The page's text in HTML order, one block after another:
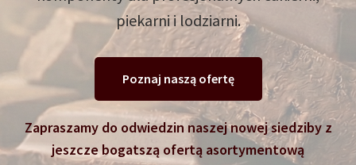
piekarni i lodziarni.
Poznaj naszą ofertę
Zapraszamy do odwiedzin naszej nowej siedziby z
jeszcze bogatszą ofertą asortymentową